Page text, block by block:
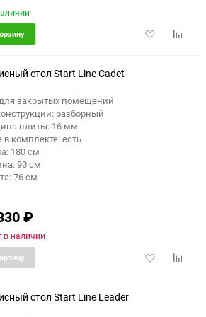
Добавить
стол Start Line Cadet
закрытых помещений
разборный
плиты: 16 мм
в комплекте: есть
180 см
90 см
76 см
₽
в наличии
Добавить
стол Start Line Leader